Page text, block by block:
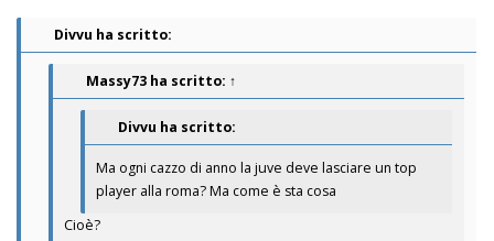
Divvu ha scritto:
Massy73 ha scritto: ↑
Divvu ha scritto:
Ma ogni cazzo di anno la juve deve lasciare un top
player alla roma? Ma come è sta cosa
Cioè?